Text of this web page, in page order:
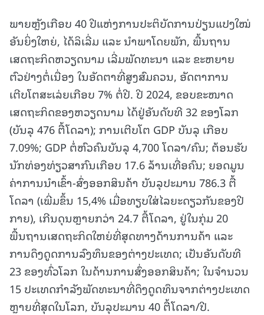
ພາຍຫຼັງເກືອບ 40 ປີແຫ່ງການປະຕິບັດການປ່ຽນແປງໃໝ່
ອັນຍິ່ງໃຫຍ່, ໄດ້ລິເລີ່ມ ແລະ ນຳພາໂດຍພັກ, ພື້ນຖານ
ເສດຖະກິດຫວຽດນາມ ເລີ່ມພັດທະນາ ແລະ ຂະຫຍາຍ
ຕົວຢ່າງຕໍ່ເນື່ອງ ໃນອັດຕາທີ່ສູງສົມຄວນ, ອັດຕາການ
ເຕີບໂຕສະເລ່ຍເກືອບ 7% ຕໍ່ປີ. ປີ 2024, ຂອບຂະໜາດ
ເສດຖະກິດຂອງຫວຽດນາມ ໄດ້ຢູ່ອັນດັບທີ 32 ຂອງໂລກ
(ບັນລຸ 476 ຕື້ໂດລາ); ການເຕີບໂຕ GDP ບັນລຸ ເກືອບ
7.09%; GDP ຕໍ່ຫົວຄົນບັນລຸ 4,700 ໂດລາ/ຄົນ; ຕ້ອນຮັບ
ນັກທ່ອງທ່ຽວສາກົນເກືອບ 17.6 ລ້ານເທື່ອຄົນ; ຍອດມູນ
ຄ່າການນໍາເຂົ້າ-ສົ່ງອອກສິນຄ້າ ບັນລຸປະມານ 786.3 ຕື້
ໂດລາ (ເພີ່ມຂຶ້ນ 15,4% ເມື່ອທຽບໃສ່ໄລຍະດຽວກັນຂອງປີ
ກາຍ), ເກີນດຸນຫຼາຍກວ່າ 24.7 ຕື້ໂດລາ, ຢູ່ໃນກຸ່ມ 20
ພື້ນຖານເສດຖະກິດໃຫຍ່ທີ່ສຸດທາງດ້ານການຄ້າ ແລະ
ການດຶງດູດການລົງທຶນຂອງຕ່າງປະເທດ; ເປັນອັນດັບທີ
23 ຂອງທົ່ວໂລກ ໃນດ້ານການສົ່ງອອກສິນຄ້າ; ໃນຈຳນວນ
15 ປະເທດກຳລັງພັດທະນາທີ່ດຶງດູດທຶນຈາກຕ່າງປະເທດ
ຫຼາຍທີ່ສຸດໃນໂລກ, ບັນລຸປະມານ 40 ຕື້ໂດລາ/ປີ.